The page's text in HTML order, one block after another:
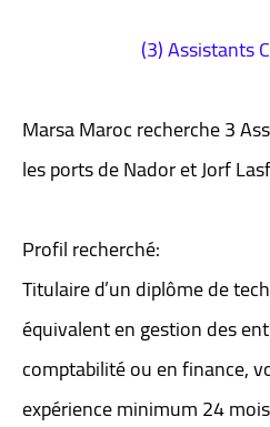
(3) Assistants
Marsa Maroc recherche 3
les ports de Nador et Jorf
Profil recherché:
Titulaire d’un diplôme de
équivalent en gestion des
comptabilité ou en finance,
expérience minimum 24